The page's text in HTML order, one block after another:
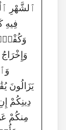
ٱلشَّهْرِ
فِيهِ
وَكُفْرٌۢ
يَزَالُونَ
دِينِكُمْ
مِنكُمْ